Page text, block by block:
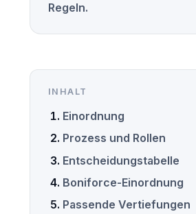
Regeln.
INHALT
Einordnung
Prozess und Rollen
Entscheidungstabelle
Boniforce-Einordnung
Passende Vertiefungen